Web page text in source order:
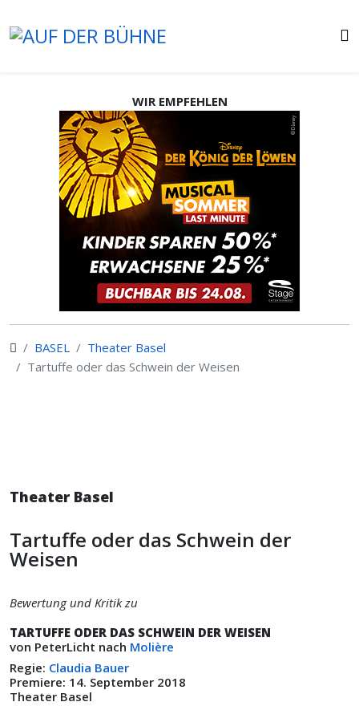
WIR EMPFEHLEN
BASEL
Theater Basel
Tartuffe oder das Schwein der Weisen
Theater Basel
Tartuffe oder das Schwein der
Weisen
Bewertung und Kritik zu
TARTUFFE ODER DAS SCHWEIN DER WEISEN
von PeterLicht nach Molière
Regie: Claudia Bauer
Premiere: 14. September 2018
Theater Basel